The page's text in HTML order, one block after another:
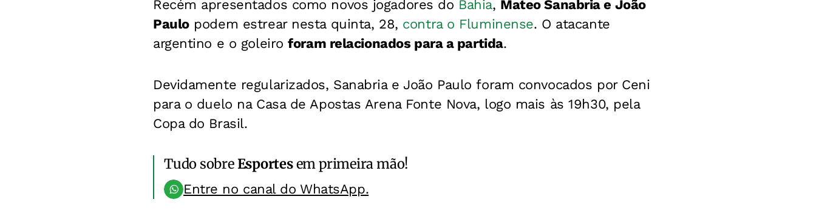
Recém apresentados como novos jogadores do Bahia, Mateo Sanabria e João
Paulopodem estrear nesta quinta, 28, contra o Fluminense. O atacante
argentino e o goleiroforam relacionados para a partida.
Devidamente regularizados, Sanabria e João Paulo foram convocados por Ceni
para o duelo na Casa de Apostas Arena Fonte Nova, logo mais às 19h30, pela
Copa do Brasil.
Tudo sobreEsportesem primeira mão!
Entre no canal do WhatsApp.